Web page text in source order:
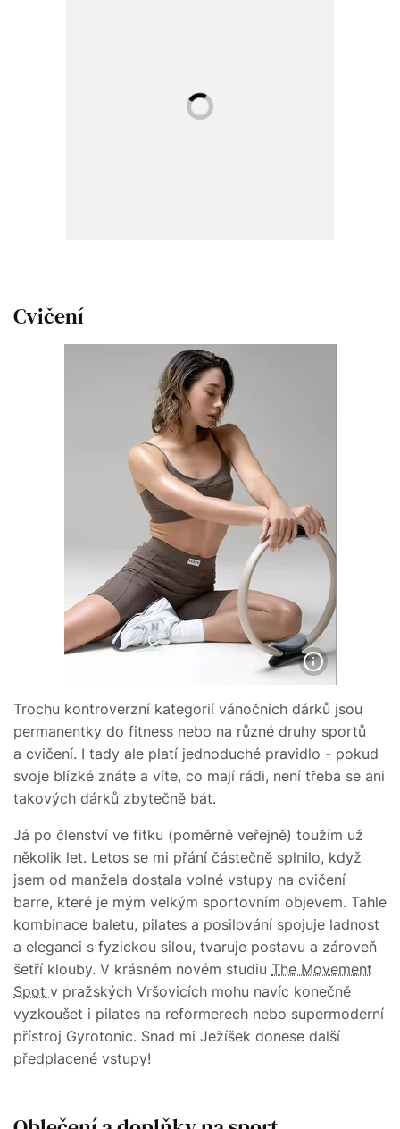
Cvičení
Trochu kontroverzní kategorií vánočních dárků jsou
permanentky do fitness nebo na různé druhy sportů
a cvičení. I tady ale platí jednoduché pravidlo - pokud
svoje blízké znáte a víte, co mají rádi, není třeba se ani
takových dárků zbytečně bát.
Já po členství ve fitku (poměrně veřejně) toužím už
několik let. Letos se mi přání částečně splnilo, když
jsem od manžela dostala volné vstupy na cvičení
barre, které je mým velkým sportovním objevem. Tahle
kombinace baletu, pilates a posilování spojuje ladnost
a eleganci s fyzickou silou, tvaruje postavu a zároveň
šetří klouby. V krásném novém studiu The Movement
Spot v pražských Vršovicích mohu navíc konečně
vyzkoušet i pilates na reformerech nebo supermoderní
přístroj Gyrotonic. Snad mi Ježíšek donese další
předplacené vstupy!